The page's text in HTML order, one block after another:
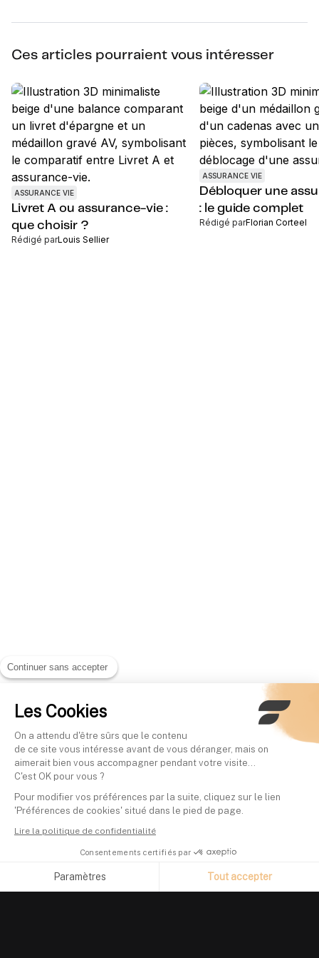
Continuer sans accepter
Les Cookies
On a attendu d'être sûrs que le contenu
de ce site vous intéresse avant de vous déranger, mais on
aimerait bien vous accompagner pendant votre visite...
C'est OK pour vous ?
Pour modifier vos préférences par la suite, cliquez sur le lien
'Préférences de cookies' situé dans le pied de page.
Lire la politique de confidentialité
Consentements certifiés par
Paramètres Tout accepter
Ces articles pourraient vous intéresser
ASSURANCE VIE
Livret A ou assurance-vie :
que choisir ?
Rédigé parLouis Sellier
ASSURANCE VIE
Débloquer une
: le guide complet
Rédigé parFlorian Corteel